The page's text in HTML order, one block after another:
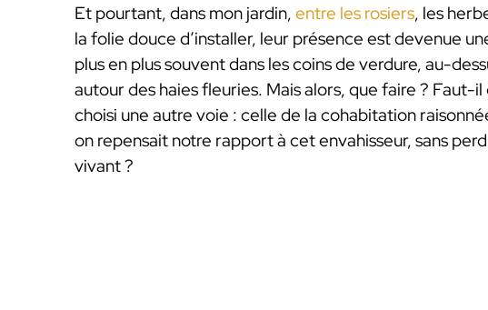
Et pourtant, dans mon jardin, entre les rosiers, les
la folie douce d’installer, leur présence est devenue
plus en plus souvent dans les coins de verdure, au-
autour des haies fleuries. Mais alors, que faire ? Faut-il
choisi une autre voie : celle de la cohabitation
on repensait notre rapport à cet envahisseur, sans
vivant ?